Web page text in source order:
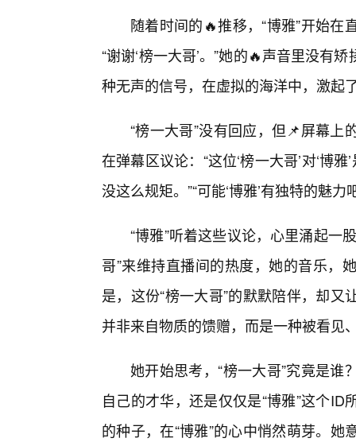
随着时间的🔥推移，“博雅”开始
“谢谢‘榜一大哥’。”她的🔥声音里没有
种无声的信号，在虚拟的海洋中，激起
“榜一大哥”没有回应，但📌屏幕
在弹幕区议论：“这位‘榜一大哥’对‘博
没这么规矩。”“可能‘博雅’有独特的魅力
“博雅”听着这些议论，心里涌起一
哥”来维持直播间的热度，她的音乐，
是，这份“榜一大哥”的默默陪伴，却
并非来自物质的馈赠，而是一种被看见
她开始思考，“榜一大哥”究竟是
自己的才华，还是仅仅是“博雅”这个
的种子，在“博雅”的心中悄然萌芽。